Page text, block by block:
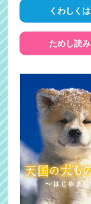
くわしくは
ためし読み